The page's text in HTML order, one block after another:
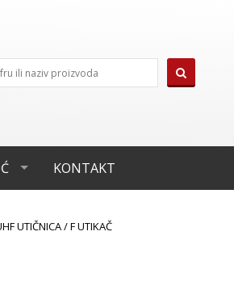
KONTAKT
UTIČNICA / F UTIKAČ